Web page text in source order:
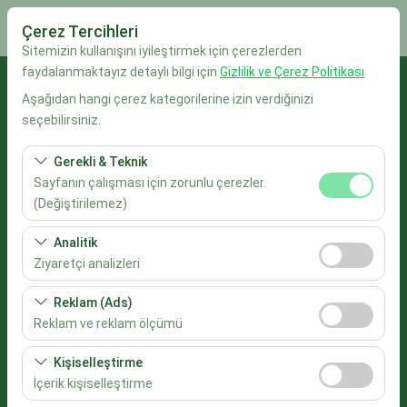
Çerez Tercihleri
Sitemizin kullanışını iyileştirmek için çerezlerden
faydalanmaktayız detaylı bilgi için Gizlilik ve Çerez Politikası
Aşağıdan hangi çerez kategorilerine izin verdiğinizi
seçebilirsiniz.
Gerekli & Teknik
Sayfanın çalışması için zorunlu çerezler.
(Değiştirilemez)
Bu çerezler sitenin doğru şekilde çalışması, güvenlik,
oturum yönetimi ve temel işlevler için gereklidir. Devre
dışı bırakılamaz.
Analitik
Ziyaretçi analizleri
Bu çerezler, sitemizin nasıl kullanıldığını (ziyaretçi sayısı,
en çok ziyaret edilen sayfalar, kullanıcı davranışları)
analiz etmemizi sağlar. Bu veriler, web sitesi
performansını ölçmek ve kullanıcı deneyimini sürekli
iyileştirmek için kullanılır.
Reklam (Ads)
Reklam ve reklam ölçümü
Bu çerezler, size ilgi alanlarınıza uygun kişiselleştirilmiş
reklamlar göstermemize ve reklam kampanyalarımızın
etkinliğini (gösterim sayısı, tıklama oranı) ölçmemize
Kişiselleştirme
İçerik kişiselleştirme
İstanbul Sabiha Gökçen Havalimanı
Aracı farklı bir lokasyona bırakacağım
Alış Tarih & Saat
Bırakış Tarih & Saat
09:00
Araçları Listele